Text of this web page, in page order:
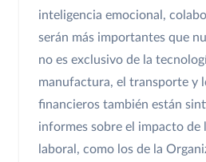
inteligencia emocional,
serán más importantes que
no es exclusivo de la
manufactura, el transporte y
financieros también están
informes sobre el impacto de
laboral, como los de la